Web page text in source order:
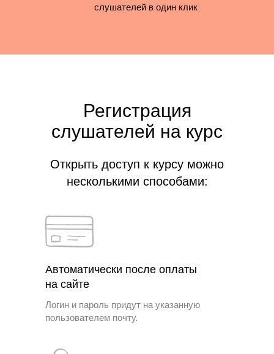
слушателей в один клик
Логин и пароль придут на указанную
пользователем почту.
Автоматически после оплаты
на сайте
Регистрация
слушателей на курс
Открыть доступ к курсу можно
несколькими способами: